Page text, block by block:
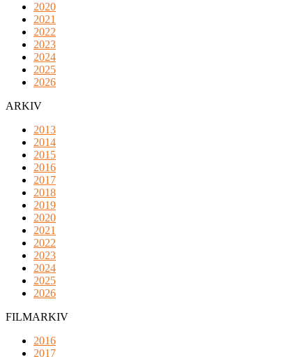
2020
2021
2022
2023
2024
2025
2026
ARKIV
2013
2014
2015
2016
2017
2018
2019
2020
2021
2022
2023
2024
2025
2026
FILMARKIV
2016
2017